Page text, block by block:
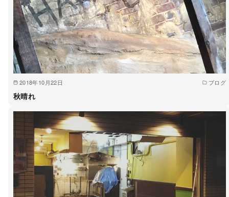
2018年10月22日 ブログ
秋晴れ